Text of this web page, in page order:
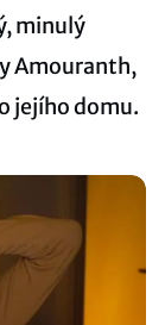
minulý
Amouranth,
jejího domu.